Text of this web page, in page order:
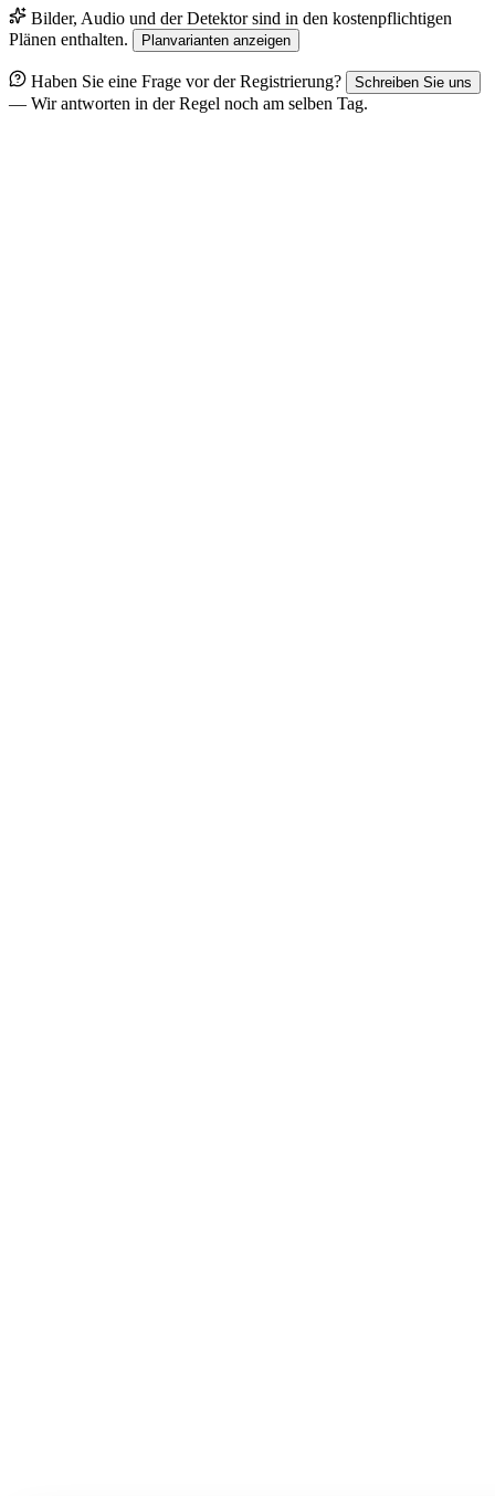
Bilder, Audio und der Detektor sind in den kostenpflichtigen
Plänen enthalten.
Planvarianten anzeigen
Haben Sie eine Frage vor der Registrierung? Schreiben Sie uns
— Wir antworten in der Regel noch am selben Tag.